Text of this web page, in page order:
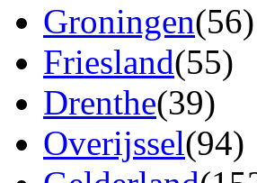
Groningen(56)
Friesland(55)
Drenthe(39)
Overijssel(94)